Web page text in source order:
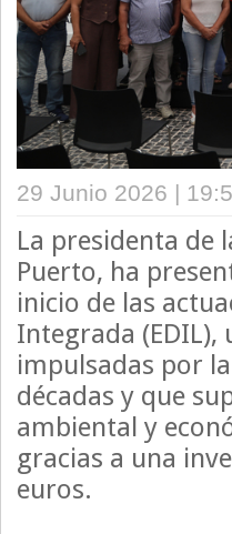
29 Junio 2026 |
La presidenta de
Puerto, ha
inicio de las
Integrada (EDIL),
impulsadas por
décadas y que
ambiental y
gracias a una
euros.